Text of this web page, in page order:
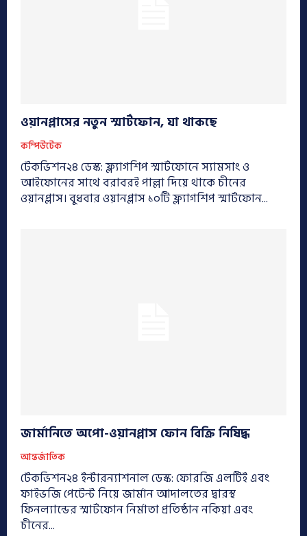
ওয়ানপ্লাসের নতুন স্মার্টফোন, যা থাকছে
কম্পিউটেক
টেকভিশন২৪ ডেস্ক: ফ্ল্যাগশিপ স্মার্টফোনে স্যামসাং ও
আইফোনের সাথে বরাবরই পাল্লা দিয়ে থাকে চীনের
ওয়ানপ্লাস। বুধবার ওয়ানপ্লাস ১০টি ফ্ল্যাগশিপ স্মার্টফোন...
জার্মানিতে অপো-ওয়ানপ্লাস ফোন বিক্রি নিষিদ্ধ
আন্তর্জাতিক
টেকভিশন২৪ ইন্টারন্যাশনাল ডেস্ক: ফোরজি এলটিই এবং
ফাইভজি পেটেন্ট নিয়ে জার্মান আদালতের দ্বারস্থ
ফিনল্যান্ডের স্মার্টফোন নির্মাতা প্রতিষ্ঠান নকিয়া এবং
চীনের...